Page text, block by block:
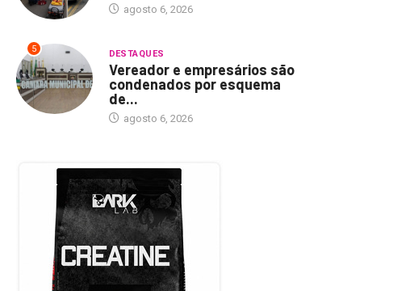
agosto 6, 2026
5 DESTAQUES
Vereador e empresários são
condenados por esquema
de...
agosto 6, 2026